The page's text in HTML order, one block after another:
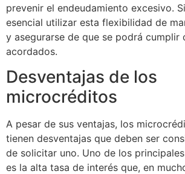
prevenir el endeudamiento excesivo.
esencial utilizar esta flexibilidad de
y asegurarse de que se podrá cumplir
acordados.
Desventajas de los
microcréditos
A pesar de sus ventajas, los
tienen desventajas que deben ser
de solicitar uno. Uno de los
es la alta tasa de interés que, en